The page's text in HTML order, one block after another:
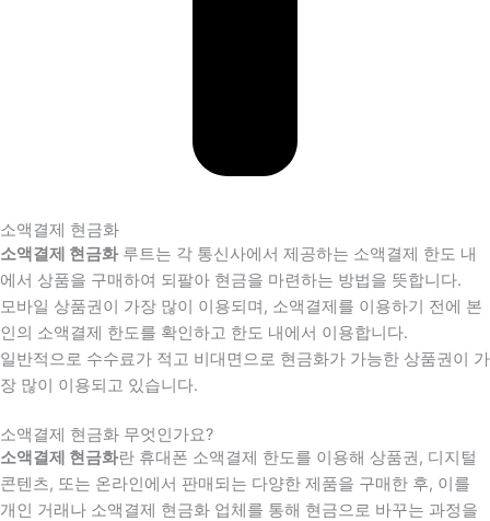
소액결제 현금화
소액결제 현금화루트는 각 통신사에서 제공하는 소액결제 한도 내
에서 상품을 구매하여 되팔아 현금을 마련하는 방법을 뜻합니다.
모바일 상품권이 가장 많이 이용되며, 소액결제를 이용하기 전에 본
인의 소액결제 한도를 확인하고 한도 내에서 이용합니다.
일반적으로 수수료가 적고 비대면으로 현금화가 가능한 상품권이 가
장 많이 이용되고 있습니다.
소액결제 현금화 무엇인가요?
소액결제 현금화란 휴대폰 소액결제 한도를 이용해 상품권, 디지털
콘텐츠, 또는 온라인에서 판매되는 다양한 제품을 구매한 후, 이를
개인 거래나 소액결제 현금화 업체를 통해 현금으로 바꾸는 과정을